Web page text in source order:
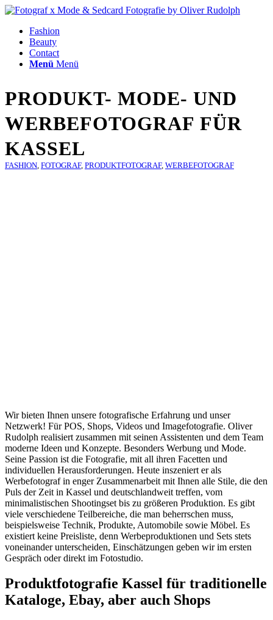
Fashion
Beauty
Contact
Menü Menü
PRODUKT- MODE- UND
WERBEFOTOGRAF FÜR
KASSEL
FASHION FOTOGRAF, PRODUKTFOTOGRAF, WERBEFOTOGRAF
Wir bieten Ihnen unsere fotografische Erfahrung und unser
Netzwerk! Für POS, Shops, Videos und Imagefotografie. Oliver
Rudolph realisiert zusammen mit seinen Assistenten und dem Team
moderne Ideen und Konzepte. Besonders Werbung und Mode.
Seine Passion ist die Fotografie, mit all ihren Facetten und
individuellen Herausforderungen. Heute inszeniert er als
Werbefotograf in enger Zusammenarbeit mit Ihnen alle Stile, die den
Puls der Zeit in Kassel und deutschlandweit treffen, vom
minimalistischen Shootingset bis zu größeren Produktion. Es gibt
viele verschiedene Teilbereiche, die man beherrschen muss,
beispielsweise Technik, Produkte, Automobile sowie Möbel. Es
existiert keine Preisliste, denn Werbeproduktionen und Sets stets
voneinander unterscheiden, Einschätzungen geben wir im ersten
Gespräch oder direkt im Fotostudio.
Produktfotografie Kassel für traditionelle
Kataloge, Ebay, aber auch Shops